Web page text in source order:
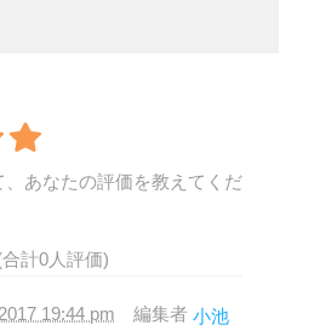
、あなたの評価を教えてくだ
合計0 人評価)
19:44 pm 編集者 小池